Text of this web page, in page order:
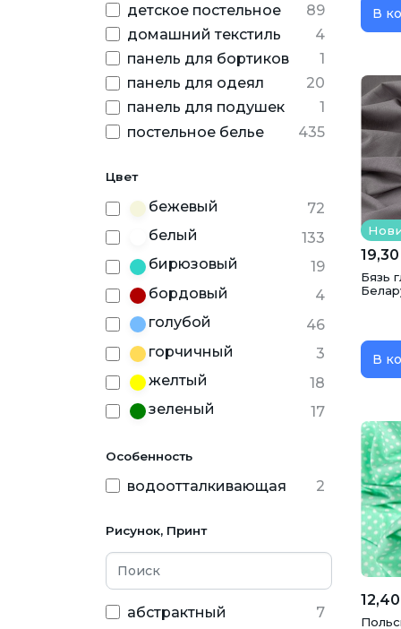
детское постельное
89
домашний текстиль
4
панель для бортиков
1
панель для одеял
20
панель для подушек
1
постельное белье
435
Цвет
бежевый
72
белый
133
бирюзовый
19
бордовый
4
голубой
46
горчичный
3
желтый
18
зеленый
17
коралловый
коричневый
красный
13
1
малиновый
8
Особенность
водоотталкивающая 2
Рисунок, Принт
абстрактный
7
В
Бязь
В